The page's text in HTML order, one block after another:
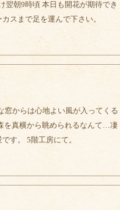
翌朝9時頃 本日も開花が期待でき
スまで足を運んで下さい。
窓からは心地よい風が入ってくる
を真横から眺められるなんて…凄
す。 5階工房にて。